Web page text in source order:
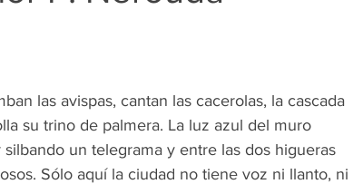
las avispas, cantan las cacerolas, la cascada
su trino de palmera. La luz azul del muro
un telegrama y entre las dos higueras
Sólo aquí la ciudad no tiene voz ni llanto, ni